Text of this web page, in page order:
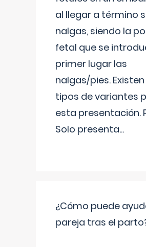
al llegar a término
nalgas, siendo la
fetal que se
primer lugar las
nalgas/pies.
tipos de variantes
esta presentación.
Solo presenta...
¿Cómo puede
pareja tras el